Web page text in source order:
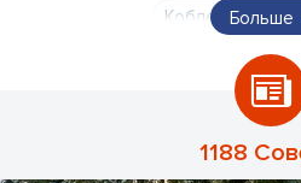
Кобленз
Техническая
Больше
1188